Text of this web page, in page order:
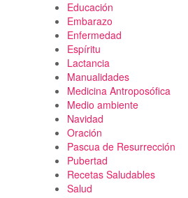
Educación
Embarazo
Enfermedad
Espíritu
Lactancia
Manualidades
Medicina Antroposófica
Medio ambiente
Navidad
Oración
Pascua de Resurrección
Pubertad
Recetas Saludables
Salud